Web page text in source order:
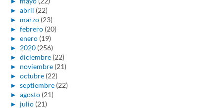
► abril (22)
► marzo (23)
► febrero (20)
► enero (19)
► 2020 (256)
► diciembre (22)
► noviembre (21)
► octubre (22)
► septiembre (22)
► agosto (21)
► julio (21)